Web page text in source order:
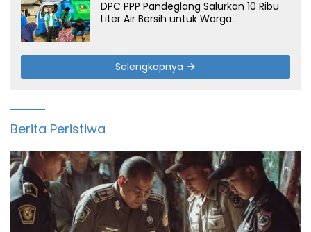
DPC PPP Pandeglang Salurkan 10 Ribu
Liter Air Bersih untuk Warga
Selengkapnya
Berita Peristiwa